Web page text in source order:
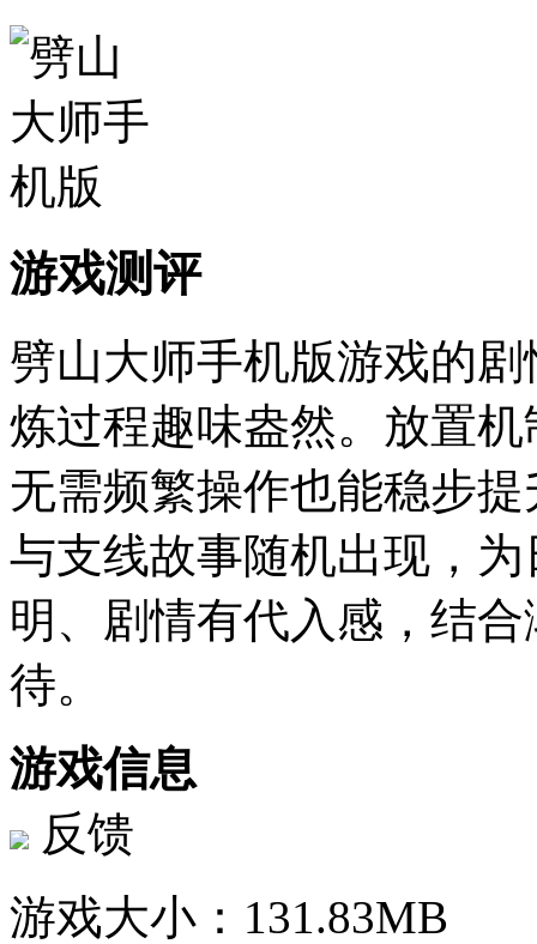
游戏测评
劈山大师手机版游戏的
炼过程趣味盎然。放置
无需频繁操作也能稳步
与支线故事随机出现，
明、剧情有代入感，结
待。
游戏信息
反馈
游戏大小： 131.83MB